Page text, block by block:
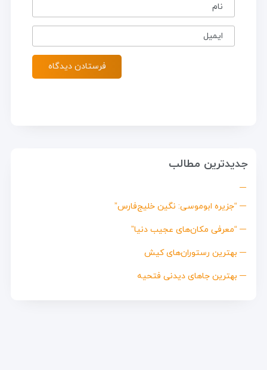
نام
ایمیل
جدیدترین مطالب
“جزیره ابوموسی: نگین خلیج‌فارس”
“معرفی مکان‌های عجیب دنیا”
بهترین رستوران‌های کیش
بهترین جاهای دیدنی فتحیه